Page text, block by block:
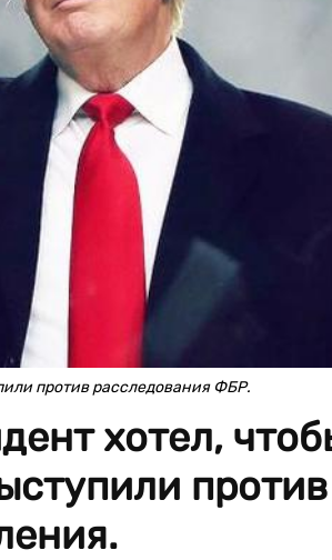
против расследования ФБР.
хотел,